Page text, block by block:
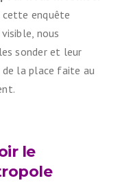
enquête
nous
sonder et leur
de la place faite au
le